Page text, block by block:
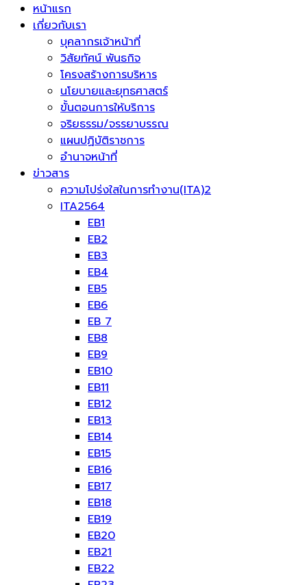
หน้าแรก
เกี่ยวกับเรา
บุคลากรเจ้าหน้าที่
วิสัยทัศน์ พันธกิจ
โครงสร้างการบริหาร
นโยบายและยุทธศาสตร์
ขั้นตอนการให้บริการ
จริยธรรม/จรรยาบรรณ
แผนปฏิบัติราชการ
อำนาจหน้าที่
ข่าวสาร
ความโปร่งใสในการทำงาน(ITA)2
ITA2564
EB1
EB2
EB3
EB4
EB5
EB6
EB 7
EB8
EB9
EB10
EB11
EB12
EB13
EB14
EB15
EB16
EB17
EB18
EB19
EB20
EB21
EB22